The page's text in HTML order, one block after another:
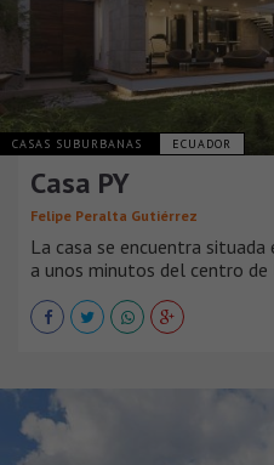
CASAS SUBURBANAS ECUADOR
Casa PY
Felipe Peralta Gutiérrez
La casa se encuentra
a unos minutos del centro de